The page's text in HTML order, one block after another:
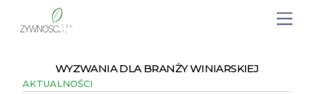
WYZWANIA DLA BRANŻY WINIARSKIEJ
AKTUALNOŚCI